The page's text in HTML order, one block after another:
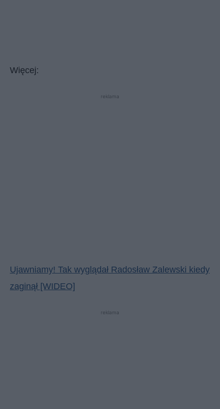
Więcej:
reklama
Ujawniamy! Tak wyglądał Radosław Zalewski kiedy
zaginął [WIDEO]
reklama